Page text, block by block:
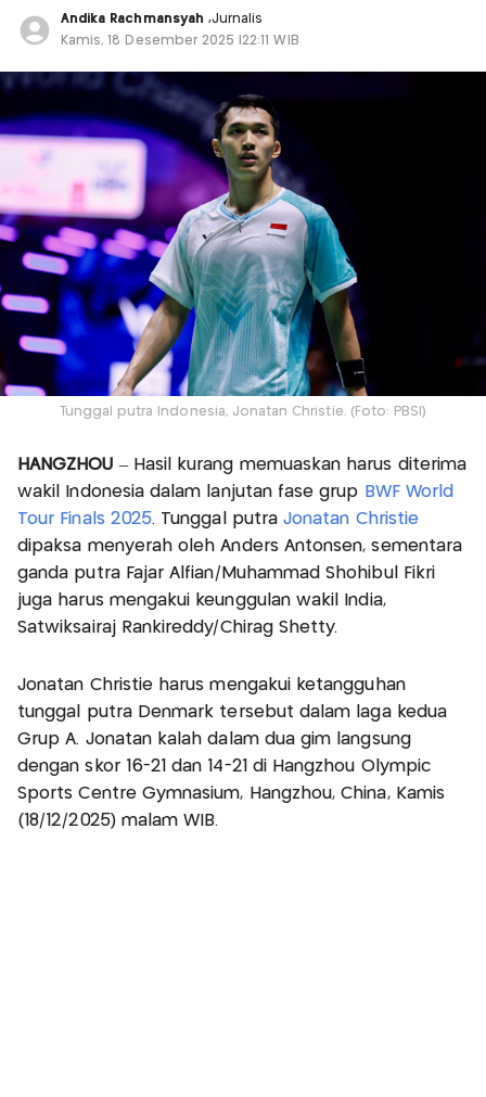
Andika Rachmansyah ,Jurnalis
Kamis, 18 Desember 2025 |22:11 WIB
Tunggal putra Indonesia, Jonatan Christie. (Foto: PBSI)
HANGZHOU– Hasil kurang memuaskan harus diterima
wakil Indonesia dalam lanjutan fase grup BWF World
Tour Finals 2025. Tunggal putraJonatan Christie
dipaksa menyerah oleh Anders Antonsen, sementara
ganda putra Fajar Alfian/Muhammad Shohibul Fikri
juga harus mengakui keunggulan wakil India,
Satwiksairaj Rankireddy/Chirag Shetty.
Jonatan Christie harus mengakui ketangguhan
tunggal putra Denmark tersebut dalam laga kedua
Grup A. Jonatan kalah dalam dua gim langsung
dengan skor 16-21 dan 14-21 di Hangzhou Olympic
Sports Centre Gymnasium, Hangzhou, China, Kamis
(18/12/2025) malam WIB.